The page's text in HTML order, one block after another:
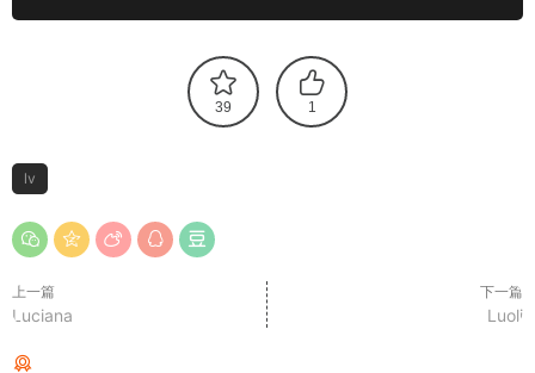
39 1
lv
上一篇
Luciana
下一篇
Luoli